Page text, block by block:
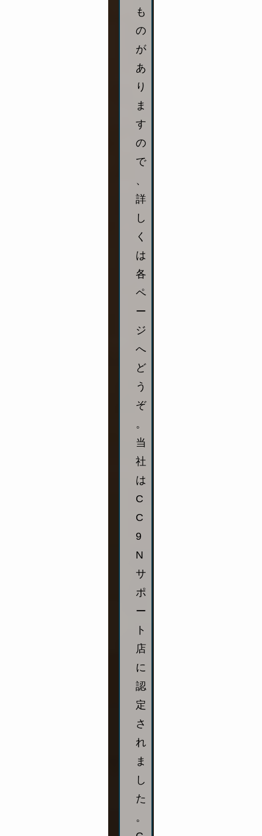
も
の
が
あ
り
ま
す
の
で
、
詳
し
く
は
各
ペ
ー
ジ
へ
ど
う
ぞ
。
当
社
は
C
C
9
N
サ
ポ
ー
ト
店
に
認
定
さ
れ
ま
し
た
。